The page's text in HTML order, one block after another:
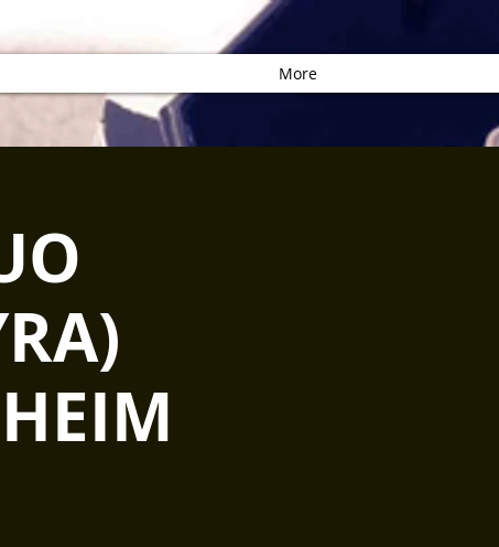
More